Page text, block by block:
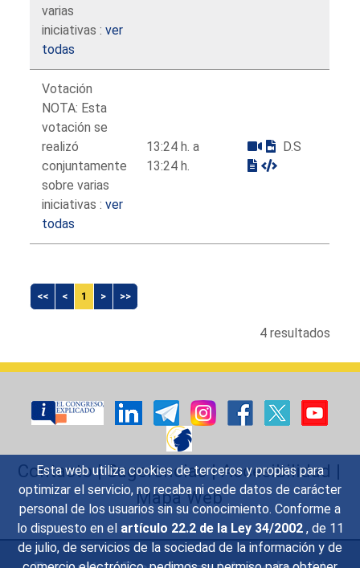
Esta web utiliza cookies de terceros y propias para
optimizar el servicio, no recaba ni cede datos de carácter
personal de los usuarios sin su conocimiento. Conforme a
lo dispuesto en el artículo 22.2 de la Ley 34/2002 , de 11
de julio, de servicios de la sociedad de la información y de
varias
iniciativas :ver
todas
Votación
NOTA: Esta
votación se
realizó
conjuntamente
sobre varias
iniciativas :ver
todas
13:24 h. a
13:24 h.
D.S
<< < 1 > >>
4 resultados
Contacto|Sugerencias|Accesibilidad |
Mapa Web